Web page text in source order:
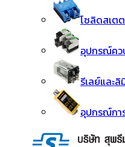
โซลิดสเต
อุปกรณ์คว
รีเลย์และ
อุปกรณ์กา